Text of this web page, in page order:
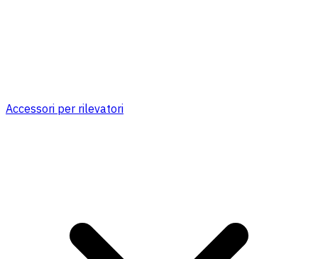
Accessori per rilevatori